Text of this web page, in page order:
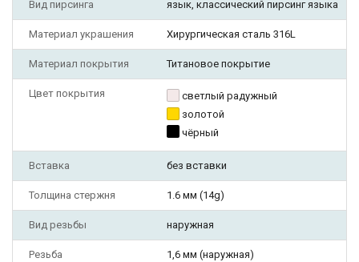
Вид пирсинга язык, классический пирсинг языка
Материал украшения Хирургическая сталь 316L
Материал покрытия Титановое покрытие
Цвет покрытия
светлый радужный
золотой
чёрный
Вставка без вставки
Толщина стержня 1.6 мм (14g)
Вид резьбы наружная
Резьба 1,6 мм (наружная)